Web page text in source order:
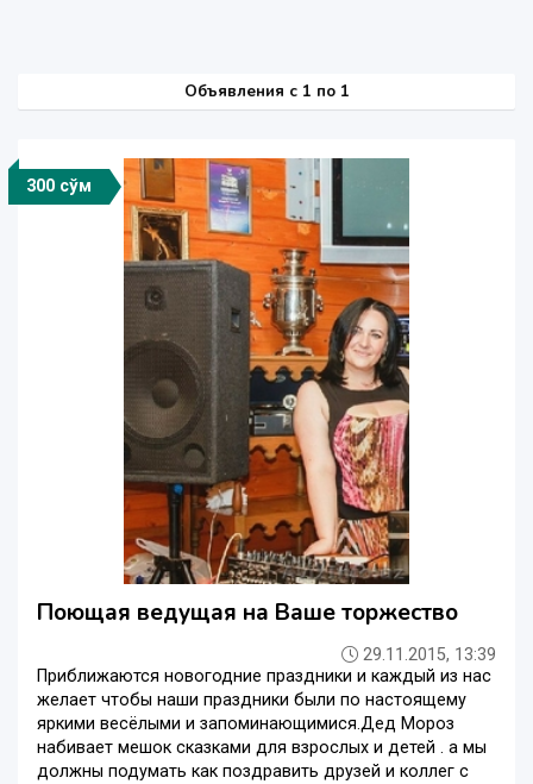
Объявления c 1 по 1
300 сўм
Поющая ведущая на Ваше торжество
29.11.2015, 13:39
Приближаются новогодние праздники и каждый из нас
желает чтобы наши праздники были по настоящему
яркими весёлыми и запоминающимися.Дед Мороз
набивает мешок сказками для взрослых и детей . а мы
должны подумать как поздравить друзей и коллег с